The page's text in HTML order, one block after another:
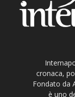
cronaca,
Fondato da
è uno